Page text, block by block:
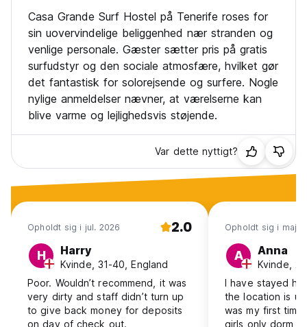
Casa Grande Surf Hostel på Tenerife roses for
sin uovervindelige beliggenhed nær stranden og
venlige personale. Gæster sætter pris på gratis
surfudstyr og den sociale atmosfære, hvilket gør
det fantastisk for solorejsende og surfere. Nogle
nylige anmeldelser nævner, at værelserne kan
blive varme og lejlighedsvis støjende.
Var dette nyttigt?
Opholdt sig i jul. 2026 2.0
H Harry
Kvinde, 31-40, England
Poor. Wouldn’t recommend, it was
very dirty and staff didn’t turn up
to give back money for deposits
on day of check out.
Opholdt sig i maj
A Anna
Kvinde,
I have stayed
the location is
was my first
girls only dorm